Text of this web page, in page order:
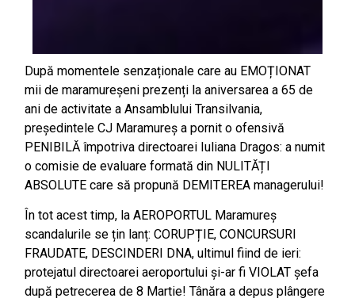
După momentele senzaționale care au EMOȚIONAT
mii de maramureșeni prezenți la aniversarea a 65 de
ani de activitate a Ansamblului Transilvania,
președintele CJ Maramureș a pornit o ofensivă
PENIBILĂ împotriva directoarei Iuliana Dragos: a numit
o comisie de evaluare formată din NULITĂȚI
ABSOLUTE care să propună DEMITEREA managerului!
În tot acest timp, la AEROPORTUL Maramureș
scandalurile se țin lanț: CORUPȚIE, CONCURSURI
FRAUDATE, DESCINDERI DNA, ultimul fiind de ieri:
protejatul directoarei aeroportului și-ar fi VIOLAT șefa
după petrecerea de 8 Martie! Tânăra a depus plângere